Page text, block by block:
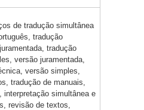
de tradução simultânea
tradução
tradução
versão juramentada,
versão simples,
tradução de manuais,
interpretação simultânea e
revisão de textos,